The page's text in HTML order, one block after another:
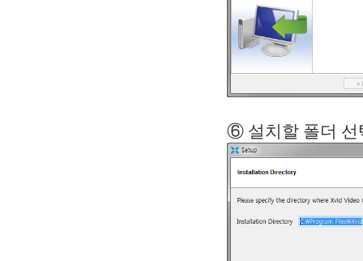
⑥ 설치할